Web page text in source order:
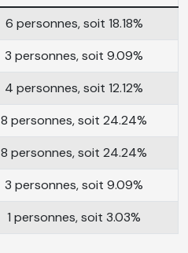
6 personnes, soit 18.18%
3 personnes, soit 9.09%
4 personnes, soit 12.12%
8 personnes, soit 24.24%
8 personnes, soit 24.24%
3 personnes, soit 9.09%
1 personnes, soit 3.03%